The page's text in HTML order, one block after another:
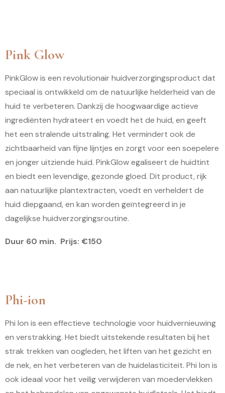
Pink Glow
PinkGlow is een revolutionair huidverzorgingsproduct dat
speciaal is ontwikkeld om de natuurlijke helderheid van de
huid te verbeteren. Dankzij de hoogwaardige actieve
ingrediënten hydrateert en voedt het de huid, en geeft
het een stralende uitstraling. Het vermindert ook de
zichtbaarheid van fijne lijntjes en zorgt voor een soepelere
en jonger uitziende huid. PinkGlow egaliseert de huidtint
en biedt een levendige, gezonde gloed. Dit product, rijk
aan natuurlijke plantextracten, voedt en verheldert de
huid diepgaand, en kan worden geïntegreerd in je
dagelijkse huidverzorgingsroutine.
Duur 60 min. Prijs: €150
Phi-ion
Phi Ion is een effectieve technologie voor huidvernieuwing
en verstrakking. Het biedt uitstekende resultaten bij het
strak trekken van oogleden, het liften van het gezicht en
de nek, en het verbeteren van de huidelasticiteit. Phi Ion is
ook ideaal voor het veilig verwijderen van moedervlekken